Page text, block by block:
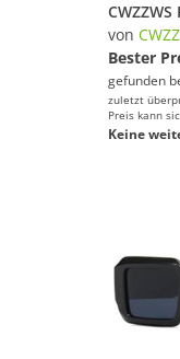
von
Bester
gefunden
zuletzt
Preis kann
Keine